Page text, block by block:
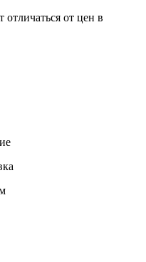
от цен в